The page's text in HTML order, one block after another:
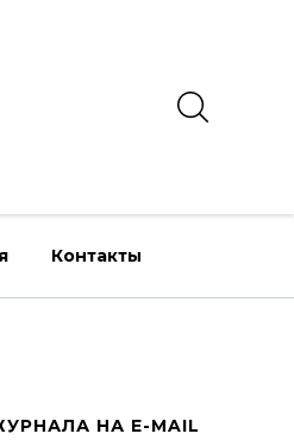
Контакты
НА E-MAIL